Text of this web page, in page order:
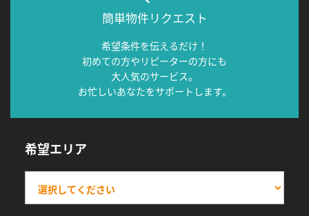
簡単物件リクエスト
希望条件を伝えるだけ！
初めての方やリピーターの方にも
大人気のサービス。
お忙しいあなたをサポートします。
希望エリア